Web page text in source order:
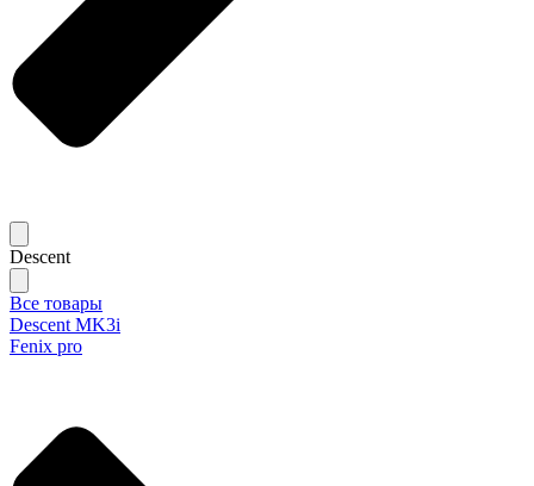
Descent
Все товары
Descent MK3i
Fenix pro